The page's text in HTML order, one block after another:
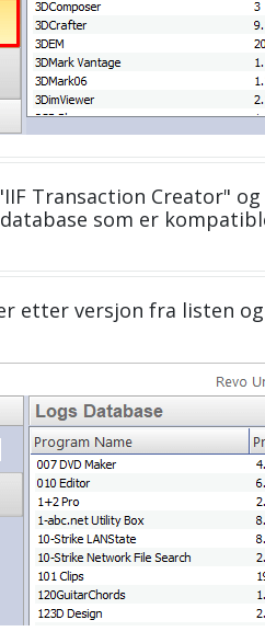
Transaction Creator" og
som er
etter versjon fra listen